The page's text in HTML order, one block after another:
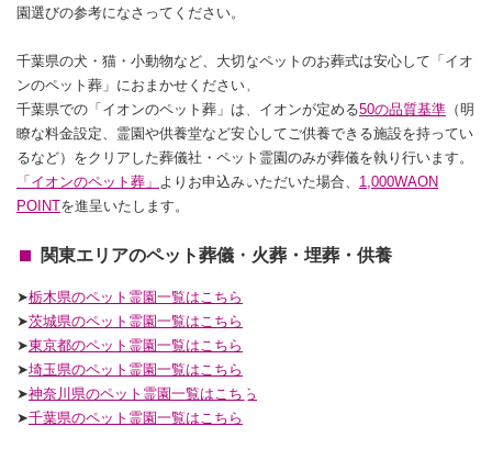
園選びの参考になさってください。
千葉県の犬・猫・小動物など、大切なペットのお葬式は安心して「イオ
ンのペット葬」におまかせください。
千葉県での「イオンのペット葬」は、イオンが定める50の品質基準 （明
瞭な料金設定、霊園や供養堂など安心してご供養できる施設を持ってい
るなど）をクリアした葬儀社・ペット霊園のみが葬儀を執り行います。
「イオンのペット葬」 よりお申込みいただいた場合、 1,000WAON
POINTを進呈いたします。
関東エリアのペット葬儀・火葬・埋葬・供養
➤栃木県のペット霊園一覧はこちら
➤茨城県のペット霊園一覧はこちら
➤東京都のペット霊園一覧はこちら
➤埼玉県のペット霊園一覧はこちら
➤神奈川県のペット霊園一覧はこちら
➤千葉県のペット霊園一覧はこちら